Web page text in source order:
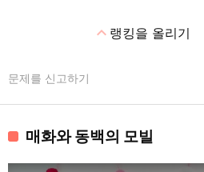
expand_less랭킹을 올리기
문제를 신고하기
매화와 동백의 모빌